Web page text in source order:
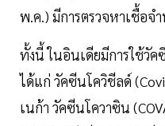
พ.ค.) มีการตรวจหาเชื้อจ
ทั้งนี้ ในอินเดียมีการใช้วั
ได้แก่ วัคซีนโควิชีลด์
เนก้า วัคซีนโควาซิน